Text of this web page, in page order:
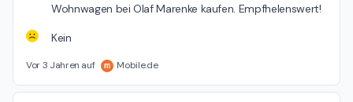
Wohnwagen bei Olaf Marenke kaufen. Empfhelenswert!
Kein
Vor 3 Jahren auf Mobile.de